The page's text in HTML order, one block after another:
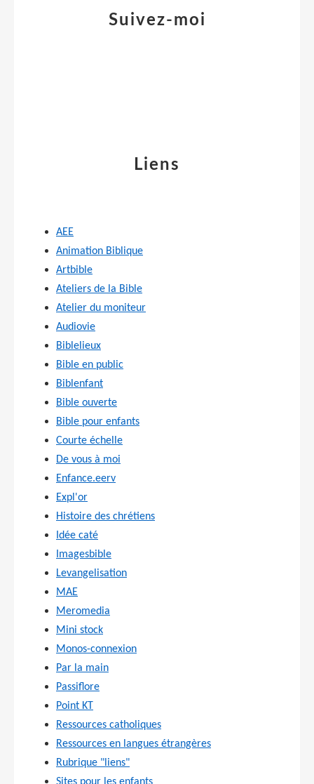
Suivez-moi
Liens
AEE
Animation Biblique
Artbible
Ateliers de la Bible
Atelier du moniteur
Audiovie
Biblelieux
Bible en public
Biblenfant
Bible ouverte
Bible pour enfants
Courte échelle
De vous à moi
Enfance.eerv
Expl'or
Histoire des chrétiens
Idée caté
Imagesbible
Levangelisation
MAE
Meromedia
Mini stock
Monos-connexion
Par la main
Passiflore
Point KT
Ressources catholiques
Ressources en langues étrangères
Rubrique "liens"